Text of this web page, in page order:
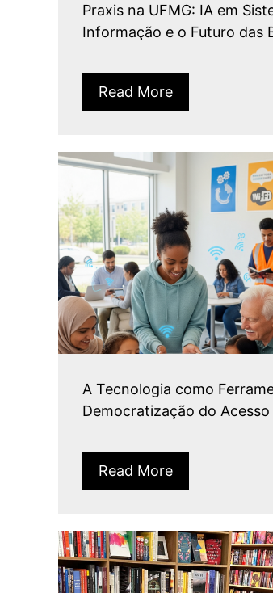
Praxis na UFMG: IA em
Informação e o Futuro das
Read More
A Tecnologia como
Democratização do Acesso
Read More